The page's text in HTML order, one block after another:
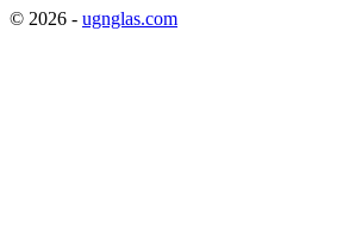
© 2026 - ugnglas.com